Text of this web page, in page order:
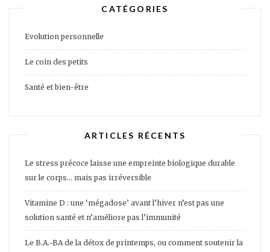
CATÉGORIES
Evolution personnelle
Le coin des petits
Santé et bien-être
ARTICLES RÉCENTS
Le stress précoce laisse une empreinte biologique durable
sur le corps… mais pas irréversible
Vitamine D : une ‘mégadose’ avant l’hiver n’est pas une
solution santé et n’améliore pas l’immunité
Le B.A.-BA de la détox de printemps, ou comment soutenir la